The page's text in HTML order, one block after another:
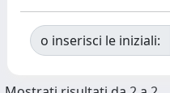
o inserisci le iniziali: